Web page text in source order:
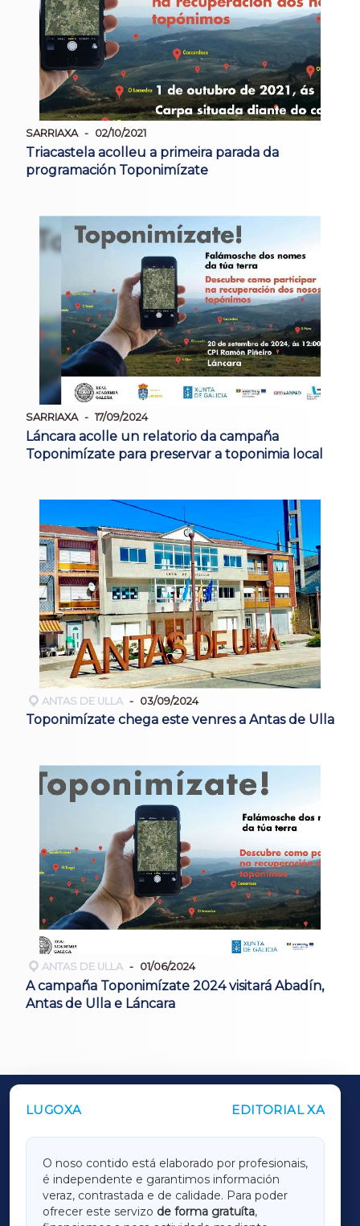
SARRIAXA 02/10/2021
Triacastela acolleu a primeira parada da
programación Toponimízate
SARRIAXA 17/09/2024
Láncara acolle un relatorio da campaña
Toponimízate para preservar a toponimia local
ANTAS DE ULLA 03/09/2024
Toponimízate chega este venres a Antas de Ulla
ANTAS DE ULLA 01/06/2024
A campaña Toponimízate 2024 visitará Abadín,
Antas de Ulla e Láncara
LUGOXA EDITORIAL XA
O noso contido está elaborado por profesionais,
é independente e garantimos información
veraz, contrastada e de calidade. Para poder
ofrecer este servizo de forma gratuíta,
OUTROS PERIÓDICOS
LUGOXA